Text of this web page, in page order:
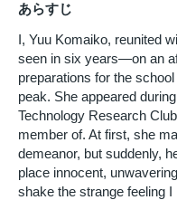
あらすじ
I, Yuu Komaiko, reunited
seen in six years—on an
preparations for the
peak. She appeared
Technology Research
member of. At first, she
demeanor, but suddenly,
place innocent,
shake the strange feeling